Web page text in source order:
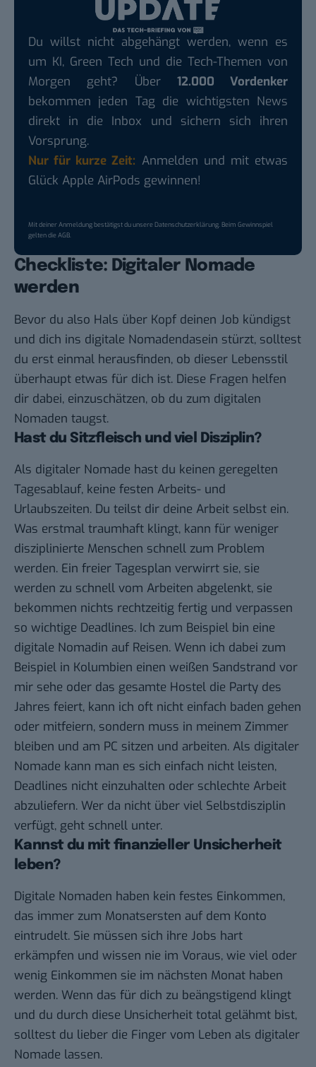
Du willst nicht abgehängt werden, wenn es
um KI, Green Tech und die Tech-Themen von
Morgen geht? Über 12.000 Vordenker
bekommen jeden Tag die wichtigsten News
direkt in die Inbox und sichern sich ihren
Vorsprung.
Nur für kurze Zeit: Anmelden und mit etwas
Glück Apple AirPods gewinnen!
Mit deiner Anmeldung bestätigst du unsereDatenschutzerklärung. Beim Gewinnspiel
gelten dieAGB.
Checkliste: Digitaler Nomade
werden
Bevor du also Hals über Kopf deinen Job kündigst
und dich ins digitale Nomadendasein stürzt, solltest
du erst einmal herausfinden, ob dieser Lebensstil
überhaupt etwas für dich ist. Diese Fragen helfen
dir dabei, einzuschätzen, ob du zum digitalen
Nomaden taugst.
Hast du Sitzfleisch und viel Disziplin?
Als digitaler Nomade hast du keinen geregelten
Tagesablauf, keine festen Arbeits- und
Urlaubszeiten. Du teilst dir deine Arbeit selbst ein.
Was erstmal traumhaft klingt, kann für weniger
disziplinierte Menschen schnell zum Problem
werden. Ein freier Tagesplan verwirrt sie, sie
werden zu schnell vom Arbeiten abgelenkt, sie
bekommen nichts rechtzeitig fertig und verpassen
so wichtige Deadlines. Ich zum Beispiel bin eine
digitale Nomadin auf Reisen. Wenn ich dabei zum
Beispiel in Kolumbien einen weißen Sandstrand vor
mir sehe oder das gesamte Hostel die Party des
Jahres feiert, kann ich oft nicht einfach baden gehen
oder mitfeiern, sondern muss in meinem Zimmer
bleiben und am PC sitzen und arbeiten. Als digitaler
Nomade kann man es sich einfach nicht leisten,
Deadlines nicht einzuhalten oder schlechte Arbeit
abzuliefern. Wer da nicht über viel Selbstdisziplin
verfügt, geht schnell unter.
Kannst du mit finanzieller Unsicherheit
leben?
Digitale Nomaden haben kein festes Einkommen,
das immer zum Monatsersten auf dem Konto
eintrudelt. Sie müssen sich ihre Jobs hart
erkämpfen und wissen nie im Voraus, wie viel oder
wenig Einkommen sie im nächsten Monat haben
werden. Wenn das für dich zu beängstigend klingt
und du durch diese Unsicherheit total gelähmt bist,
solltest du lieber die Finger vom Leben als digitaler
Nomade lassen.